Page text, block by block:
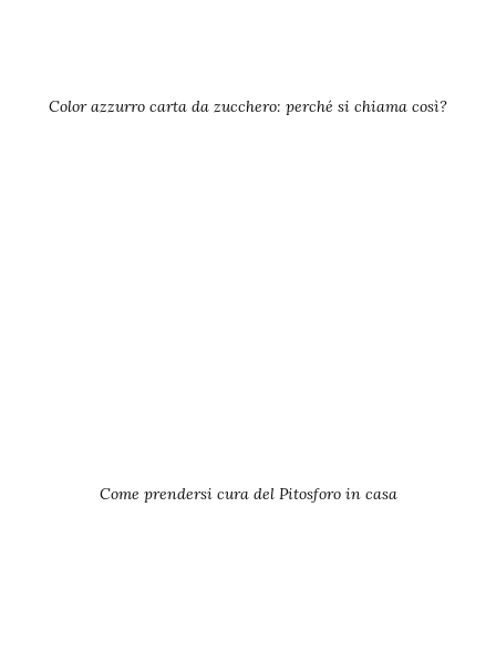
Color azzurro carta da zucchero: perché si chiama così?
Come prendersi cura del Pitosforo in casa